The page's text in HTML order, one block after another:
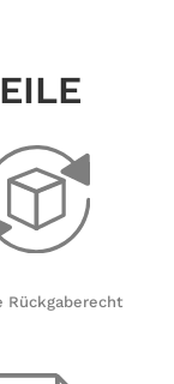
Rückgaberecht